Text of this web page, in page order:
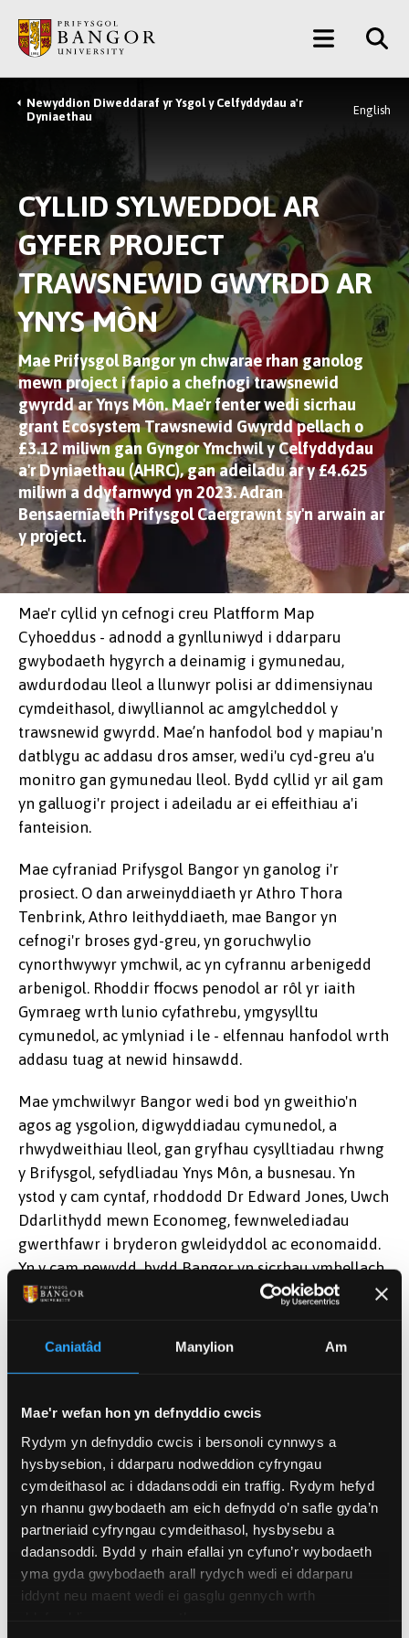
Caniatâd Manylion Am
Mae'r wefan hon yn defnyddio cwcis
Rydym yn defnyddio cwcis i bersonoli cynnwys a
hysbysebion, i ddarparu nodweddion cyfryngau
cymdeithasol ac i ddadansoddi ein traffig. Rydym hefyd
yn rhannu gwybodaeth am eich defnydd o’n safle gyda’n
partneriaid cyfryngau cymdeithasol, hysbysebu a
dadansoddi. Bydd y rhain efallai yn cyfuno’r wybodaeth
yma gyda gwybodaeth arall rydych wedi ei ddarparu
iddynt neu maent wedi ei gasglu gennych wrth
Prif
Gynnwys
Main
Menu
Breadcrumb
Newyddion Diweddaraf yr Ysgol y Celfyddydau a'r
Dyniaethau
English
CYLLID SYLWEDDOL AR
GYFER PROJECT
TRAWSNEWID GWYRDD AR
YNYS MÔN
Mae Prifysgol Bangor yn chwarae rhan ganolog
mewn project i fapio a chefnogi trawsnewid
gwyrdd ar Ynys Môn. Mae'r fenter wedi sicrhau
grant Ecosystem Trawsnewid Gwyrdd pellach o
£3.12 miliwn gan Gyngor Ymchwil y Celfyddydau
a'r Dyniaethau (AHRC), gan adeiladu ar y £4.625
miliwn a ddyfarnwyd yn 2023. Adran
Bensaernïaeth Prifysgol Caergrawnt sy'n arwain ar
y project.
Mae'r cyllid yn cefnogi creu Platfform Map
Cyhoeddus - adnodd a gynlluniwyd i ddarparu
gwybodaeth hygyrch a deinamig i gymunedau,
awdurdodau lleol a llunwyr polisi ar ddimensiynau
cymdeithasol, diwylliannol ac amgylcheddol y
trawsnewid gwyrdd. Mae’n hanfodol bod y mapiau'n
datblygu ac addasu dros amser, wedi'u cyd-greu a'u
monitro gan gymunedau lleol. Bydd cyllid yr ail gam
yn galluogi'r project i adeiladu ar ei effeithiau a'i
fanteision.
Mae cyfraniad Prifysgol Bangor yn ganolog i'r
prosiect. O dan arweinyddiaeth yr Athro Thora
Tenbrink, Athro Ieithyddiaeth, mae Bangor yn
cefnogi'r broses gyd-greu, yn goruchwylio
cynorthwywyr ymchwil, ac yn cyfrannu arbenigedd
arbenigol. Rhoddir ffocws penodol ar rôl yr iaith
Gymraeg wrth lunio cyfathrebu, ymgysylltu
cymunedol, ac ymlyniad i le - elfennau hanfodol wrth
addasu tuag at newid hinsawdd.
Mae ymchwilwyr Bangor wedi bod yn gweithio'n
agos ag ysgolion, digwyddiadau cymunedol, a
rhwydweithiau lleol, gan gryfhau cysylltiadau rhwng
y Brifysgol, sefydliadau Ynys Môn, a busnesau. Yn
ystod y cam cyntaf, rhoddodd Dr Edward Jones, Uwch
Ddarlithydd mewn Economeg, fewnwelediadau
gwerthfawr i bryderon gwleidyddol ac economaidd.
Yn y cam newydd, bydd Bangor yn sicrhau ymhellach
fod y Llwyfan Map Cyhoeddus yn adlewyrchu
draws yr ynys.
Mhrifysgol Bangor, sy'n arwain ar yr agwedd hon:
gynhyrchiol wrth ymgysylltu â phlant a phobl ifanc,
yn ogystal â'r cyhoedd ehangach ar Ynys Môn. Wrth
ymweld ag ysgolion ac mewn digwyddiadau fel Lle
Llais, a oedd yn ymgysylltu ymwelwyr yn greadigol
wrth gysylltu â natur, roedd rôl hanfodol yr iaith a'r
diwylliant Cymraeg yn amlwg. Mae pobl ar yr ynys
wedi'u cysylltu'n ddwfn â'r tir a'r amgylchedd